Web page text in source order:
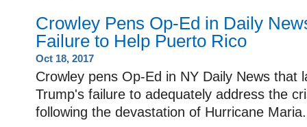
Crowley Pens Op-Ed in Daily
Failure to Help Puerto Rico
Oct 18, 2017
Crowley pens Op-Ed in NY Daily News that
Trump's failure to adequately address the
following the devastation of Hurricane Maria.